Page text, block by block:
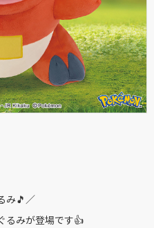
み🎵／
るみが登場です👍